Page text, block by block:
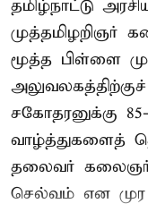
தமிழ்நாட்டு
முத்தமிழறிஞர்
மூத்த பிள்ளை
சகோதரனுக்கு
வாழ்த்துகளைத்
தலைவர்
செல்வம் என முர